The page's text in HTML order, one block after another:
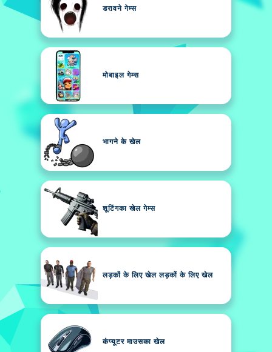
डरावने गेम्स
मोबाइल गेम्स
भागने के खेल
शूटिंगका खेल गेम्स
लड़कों के लिए खेल लड़कों के लिए खेल
कंप्यूटर माउसका खेल